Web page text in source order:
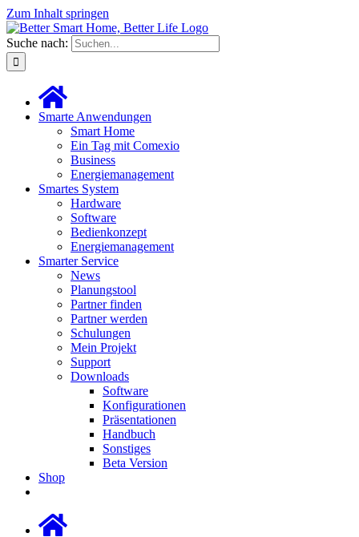
Zum Inhalt springen
Suche nach:
Smarte Anwendungen
Smart Home
Ein Tag mit Comexio
Business
Energiemanagement
Smartes System
Hardware
Software
Bedienkonzept
Energiemanagement
Smarter Service
News
Planungstool
Partner finden
Partner werden
Schulungen
Mein Projekt
Support
Downloads
Software
Konfigurationen
Präsentationen
Handbuch
Sonstiges
Beta Version
Shop